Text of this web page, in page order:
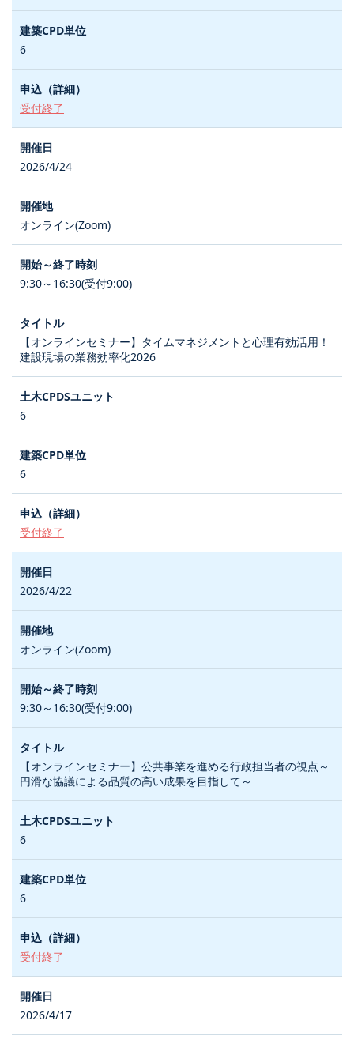
6
受付終了
2026/4/24
オンライン(Zoom)
9:30～16:30(受付9:00)
【オンラインセミナー】タイムマネジメントと心理有効活用！
建設現場の業務効率化2026
6
6
受付終了
2026/4/22
オンライン(Zoom)
9:30～16:30(受付9:00)
【オンラインセミナー】公共事業を進める行政担当者の視点～
円滑な協議による品質の高い成果を目指して～
6
6
受付終了
2026/4/17